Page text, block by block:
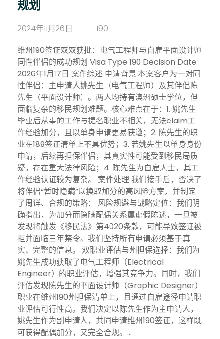
规划
2024年11月26日
190
维州190签证双双获批：电气工程师与自雇平面设计师
同性伴侣的成功规划 Visa Type 190 Decision Date
2026年1月17日 案件综述 申请背景 本案客户为一对同
性伴侣：主申请人姚先生（电气工程师）及其伴侣陈
先生（平面设计师）。两人均持有澳洲硕士学位，但
面临复杂的移民规划难题。核心难点在于：1. 姚先生
毕业后从事的工作与提名职业不相关，无法claim工
作经验加分，且以单身申请更易获邀；2. 陈先生的职
业在189签证清单上不具优势；3. 若姚先生以单身身份
申请，后续再担保伴侣，其真实性可能受到移民局质
疑，存在重大法律风险；4. 陈先生为自雇人士，其工
作经验认证较为复杂。 案件处理 我们接手后，否决了
将伴侣“暂时隐瞒”以换取加分的高风险方案，并制定
了周详、合规的策略： 风险规避与战略定位：我们明
确指出，为加分而隐瞒配偶关系属虚假陈述，一旦被
发现将触发《移民法》第4020条款，可能导致签证被
拒并面临三年禁令。我们坚持所有申请必须基于真
实、完整的信息。 双职业评估与州担保选择：我们为
姚先生成功获取了电气工程师（Electrical
Engineer）的职业评估，增强其竞争力。同时，我们
评估发现陈先生的平面设计师（Graphic Designer）
职业在维州190州担保清单上，且通过自雇途径申请职
业评估可行性高。我们决定以陈先生作为主申请人，
姚先生作为副申请人，共同申请维州190签证，这样既
可获得配偶加分，又完全合规。…